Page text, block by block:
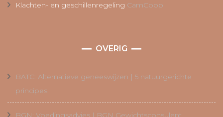
Klachten- en geschillenregeling CamCoop
OVERIG
BATC: Alternatieve geneeswijzen | 5 natuurgerichte
principes
BGN: Voedingsadvies | BGN Gewichtsconsulent